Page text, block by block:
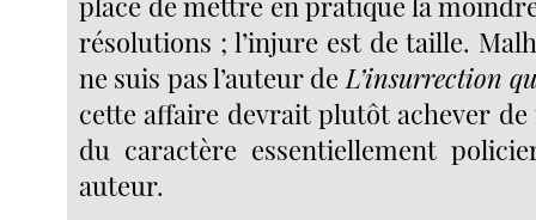
résolutions ; l’injure est de taille.
ne suis pas l’auteur de L’insurrection
cette affaire devrait plutôt achever
du caractère essentiellement
auteur.